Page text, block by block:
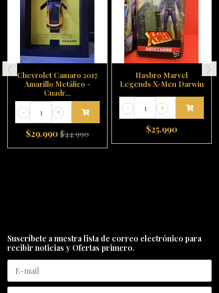
Chevrolet Camaro 2017
Amarillo Metálico -
Cuadr...
+
-
$29.990 $44.990
Hasbro Marvel
Legends X-Men Darwin
+
-
$25.990
Suscríbete a nuestra lista de correo electrónico para
recibir noticias y Ofertas primero.